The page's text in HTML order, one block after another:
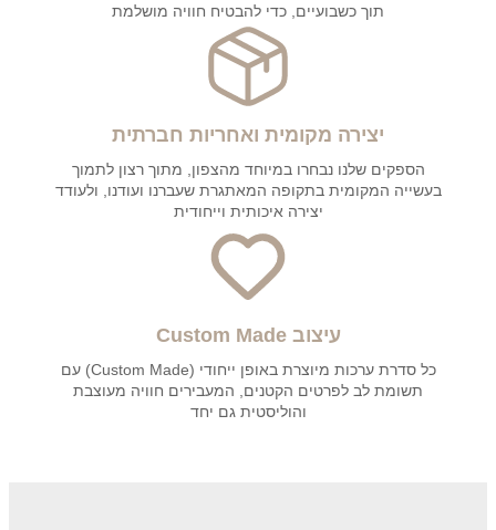
עיצוב Custom Made
כל סדרת ערכות מיוצרת באופן ייחודי (Custom Made) עם
תשומת לב לפרטים הקטנים, המעבירים חוויה מעוצבת
והוליסטית גם יחד
יצירה מקומית ואחריות חברתית
הספקים שלנו נבחרו במיוחד מהצפון, מתוך רצון לתמוך
בעשייה המקומית בתקופה המאתגרת שעברנו ועודנו, ולעודד
יצירה איכותית וייחודית
תוך כשבועיים, כדי להבטיח חוויה מושלמת